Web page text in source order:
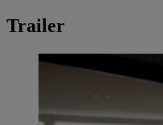
Trailer